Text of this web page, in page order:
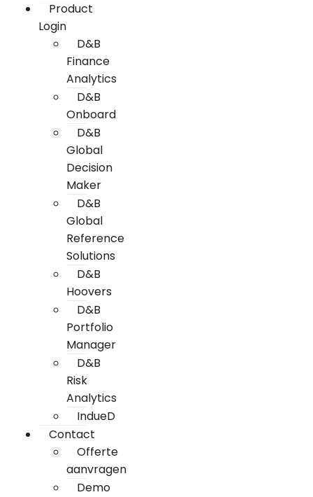
Product
Login
D&B
Finance
Analytics
D&B
Onboard
D&B
Global
Decision
Maker
D&B
Global
Reference
Solutions
D&B
Hoovers
D&B
Portfolio
Manager
D&B
Risk
Analytics
IndueD
Contact
Offerte
aanvragen
Demo